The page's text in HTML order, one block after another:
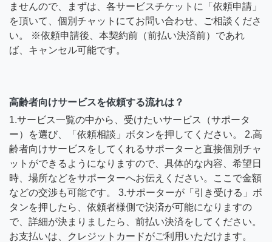
ませんので、まずは、各サービスチケットに「依頼申請」
を頂いて、個別チャットにてお問い合わせ、ご相談くださ
い。 ※依頼申請後、本契約前（前払い決済前）であれ
ば、キャンセル可能です。
高齢者向けサービスを依頼する流れは？
1.サービス一覧の中から、受けたいサービス（サポータ
ー）を選び、「依頼相談」ボタンを押してください。 2.高
齢者向けサービスをしてくれるサポーターと直接個別チャ
ットができるようになりますので、具体的な内容、希望日
時、場所などをサポーターへお伝えください。ここで金額
などの交渉も可能です。 3.サポーターが「引き受ける」ボ
タンを押したら、依頼者様側で決済が可能になりますの
で、詳細が決まりましたら、前払い決済をしてください。
お支払いは、クレジットカードがご利用いただけます。